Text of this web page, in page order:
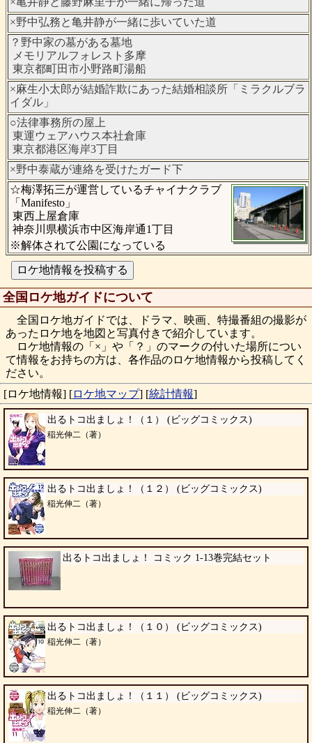
×野中弘務と亀井静が一緒に歩いていた道
？野中家の墓がある墓地
メモリアルフォレスト多摩
東京都町田市小野路町湯船
×麻生小太郎が結婚詐欺にあった結婚相談所「ミラクルブラ
イダル」
○法律事務所の屋上
東運ウェアハウス本社倉庫
東京都港区海岸3丁目
×野中泰蔵が連絡を受けたガード下
☆梅澤拓三が運営しているチャイナクラブ
「Manifesto」
東西上屋倉庫
神奈川県横浜市中区海岸通1丁目
※解体されて公園になっている
全国ロケ地ガイドについて
全国ロケ地ガイドでは、ドラマ、映画、特撮番組の撮影が
あったロケ地を地図と写真付きで紹介しています。
ロケ地情報の「×」や「？」のマークの付いた場所につい
て情報をお持ちの方は、各作品のロケ地情報から投稿してく
ださい。
[ロケ地情報] [ロケ地マップ] [統計情報]
出るトコ出ましょ！（１） (ビッグコミックス)
稲光伸二（著）
出るトコ出ましょ！（１２） (ビッグコミックス)
稲光伸二（著）
出るトコ出ましょ！ コミック 1-13巻完結セット
出るトコ出ましょ！（１０） (ビッグコミックス)
稲光伸二（著）
出るトコ出ましょ！（１１） (ビッグコミックス)
稲光伸二（著）